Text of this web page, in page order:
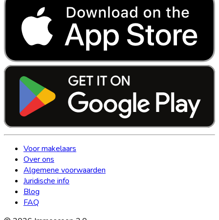
Voor makelaars
Over ons
Algemene voorwaarden
Juridische info
Blog
FAQ